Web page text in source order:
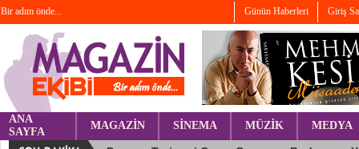
Bir adım önde... Günün Haberleri Giriş
ANA
SAYFA
MAGAZİN SİNEMA MÜZİK MEDYA